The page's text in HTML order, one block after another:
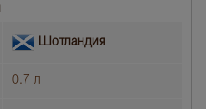
Шотландия
0.7 л